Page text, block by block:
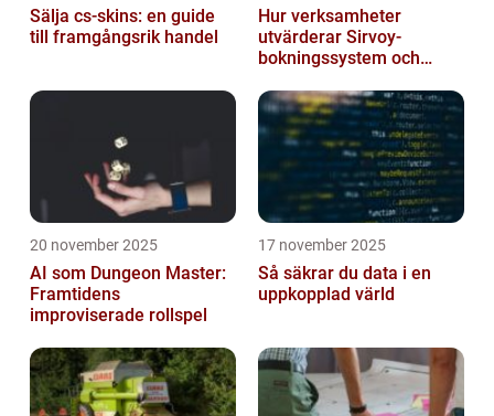
Sälja cs-skins: en guide
till framgångsrik handel
Hur verksamheter
utvärderar Sirvoy-
bokningssystem och
20 november 2025
AI som Dungeon Master:
Framtidens
improviserade rollspel
17 november 2025
Så säkrar du data i en
uppkopplad värld